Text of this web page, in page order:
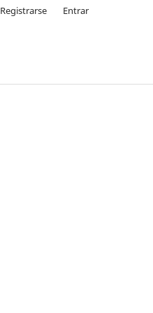
Registrarse Entrar